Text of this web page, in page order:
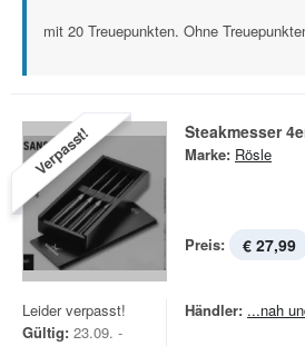
mit 20 Treuepunkten. Ohne
Verpasst! Steakmesser
Marke: Rösle
Preis: € 27,99
Leider verpasst!
Gültig: 23.09. -
Händler: ...nah